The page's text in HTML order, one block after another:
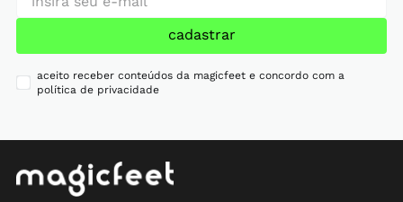
cadastrar
aceito receber conteúdos da magicfeet e concordo com a
política de privacidade